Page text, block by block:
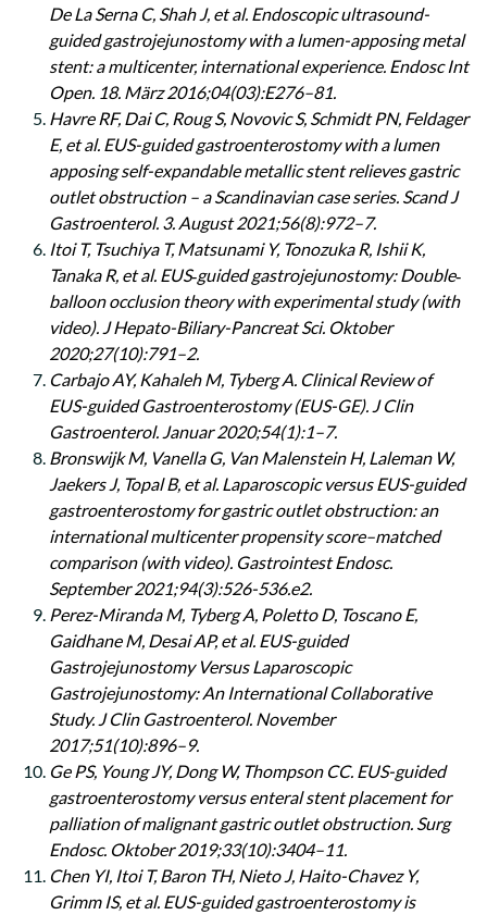
De La Serna C, Shah J, et al. Endoscopic ultrasound-
guided gastrojejunostomy with a lumen-apposing metal
stent: a multicenter, international experience. Endosc Int
Open. 18. März 2016;04(03):E276–81.
Havre RF, Dai C, Roug S, Novovic S, Schmidt PN, Feldager
E, et al. EUS-guided gastroenterostomy with a lumen
apposing self-expandable metallic stent relieves gastric
outlet obstruction – a Scandinavian case series. Scand J
Gastroenterol. 3. August 2021;56(8):972–7.
Itoi T, Tsuchiya T, Matsunami Y, Tonozuka R, Ishii K,
Tanaka R, et al. EUS‐guided gastrojejunostomy: Double‐
balloon occlusion theory with experimental study (with
video). J Hepato-Biliary-Pancreat Sci. Oktober
2020;27(10):791–2.
Carbajo AY, Kahaleh M, Tyberg A. Clinical Review of
EUS-guided Gastroenterostomy (EUS-GE). J Clin
Gastroenterol. Januar 2020;54(1):1–7.
Bronswijk M, Vanella G, Van Malenstein H, Laleman W,
Jaekers J, Topal B, et al. Laparoscopic versus EUS-guided
gastroenterostomy for gastric outlet obstruction: an
international multicenter propensity score–matched
comparison (with video). Gastrointest Endosc.
September 2021;94(3):526-536.e2.
Perez-Miranda M, Tyberg A, Poletto D, Toscano E,
Gaidhane M, Desai AP, et al. EUS-guided
Gastrojejunostomy Versus Laparoscopic
Gastrojejunostomy: An International Collaborative
Study. J Clin Gastroenterol. November
2017;51(10):896–9.
Ge PS, Young JY, Dong W, Thompson CC. EUS-guided
gastroenterostomy versus enteral stent placement for
palliation of malignant gastric outlet obstruction. Surg
Endosc. Oktober 2019;33(10):3404–11.
Chen YI, Itoi T, Baron TH, Nieto J, Haito-Chavez Y,
Grimm IS, et al. EUS-guided gastroenterostomy is